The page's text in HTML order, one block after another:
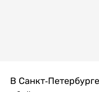
В Санкт-